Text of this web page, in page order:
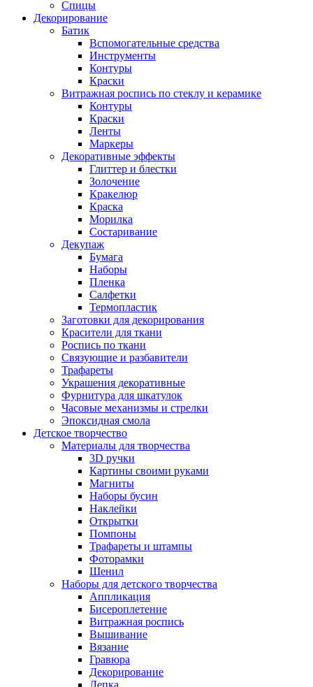
Спицы
Декорирование
Батик
Вспомогательные средства
Инструменты
Контуры
Краски
Витражная роспись по стеклу и керамике
Контуры
Краски
Ленты
Маркеры
Декоративные эффекты
Глиттер и блестки
Золочение
Кракелюр
Краска
Морилка
Состаривание
Декупаж
Бумага
Наборы
Пленка
Салфетки
Термопластик
Заготовки для декорирования
Красители для ткани
Роспись по ткани
Связующие и разбавители
Трафареты
Украшения декоративные
Фурнитура для шкатулок
Часовые механизмы и стрелки
Эпоксидная смола
Детское творчество
Материалы для творчества
3D ручки
Картины своими руками
Магниты
Наборы бусин
Наклейки
Открытки
Помпоны
Трафареты и штампы
Фоторамки
Шенил
Наборы для детского творчества
Аппликация
Бисероплетение
Витражная роспись
Вышивание
Вязание
Гравюра
Декорирование
Лепка